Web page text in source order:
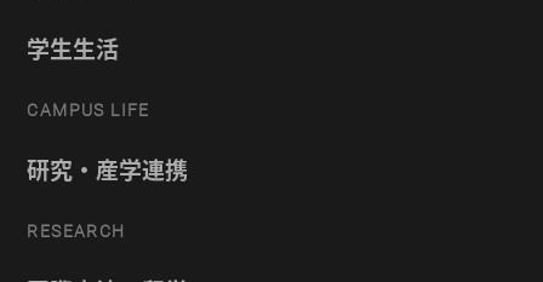
学生生活
CAMPUS LIFE
研究・産学連携
RESEARCH